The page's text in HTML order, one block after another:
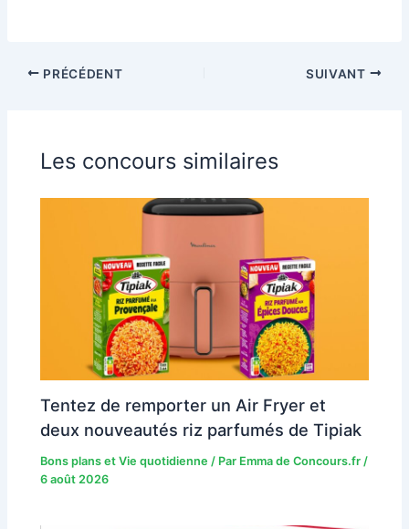
PRÉCÉDENT SUIVANT
Les concours similaires
Tentez de remporter un Air Fryer et
deux nouveautés riz parfumés de Tipiak
Bons plans et Vie quotidienne / Par Emma de Concours.fr/
6 août 2026